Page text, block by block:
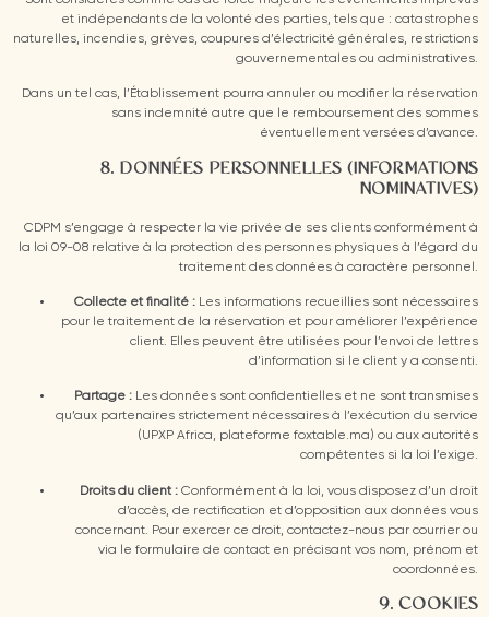
et indépendants de la volonté des parties, tels que : catastrophes
naturelles, incendies, grèves, coupures d’électricité générales, restrictions
gouvernementales ou administratives.
Dans un tel cas, l’Établissement pourra annuler ou modifier la réservation
sans indemnité autre que le remboursement des sommes
éventuellement versées d’avance.
8. DONNÉES PERSONNELLES (INFORMATIONS
NOMINATIVES)
CDPM s’engage à respecter la vie privée de ses clients conformément à
la loi 09-08 relative à la protection des personnes physiques à l’égard du
traitement des données à caractère personnel.
Collecte et finalité : Les informations recueillies sont nécessaires
pour le traitement de la réservation et pour améliorer l’expérience
client. Elles peuvent être utilisées pour l’envoi de lettres
d’information si le client y a consenti.
Partage : Les données sont confidentielles et ne sont transmises
qu’aux partenaires strictement nécessaires à l’exécution du service
(UPXP Africa, plateforme foxtable.ma) ou aux autorités
compétentes si la loi l’exige.
Droits du client : Conformément à la loi, vous disposez d’un droit
d’accès, de rectification et d’opposition aux données vous
concernant. Pour exercer ce droit, contactez-nous par courrier ou
via le formulaire de contact en précisant vos nom, prénom et
coordonnées.
9. COOKIES